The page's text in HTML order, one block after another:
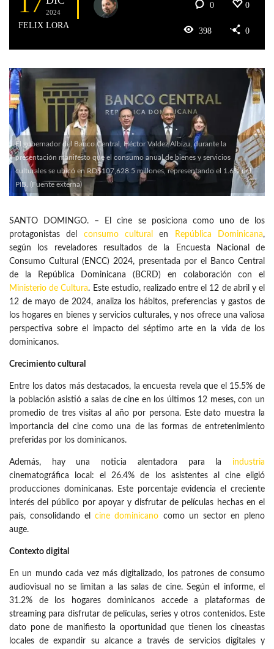
2024
FELIX LORA
0 0
398 0
El gobernador del Banco Central, Héctor Valdez Albizu, durante la
presentación manifesto que el consumo anual de bienes y servicios
culturales se ubicó en RD$107,628.5 millones, representando el 1.6% del
PIB. (Fuente externa)
SANTO DOMINGO. – El cine se posiciona como uno de los
protagonistas del consumo cultural en República Dominicana,
según los reveladores resultados de la Encuesta Nacional de
Consumo Cultural (ENCC) 2024, presentada por el Banco Central
de la República Dominicana (BCRD) en colaboración con el
Ministerio de Cultura. Este estudio, realizado entre el 12 de abril y el
12 de mayo de 2024, analiza los hábitos, preferencias y gastos de
los hogares en bienes y servicios culturales, y nos ofrece una valiosa
perspectiva sobre el impacto del séptimo arte en la vida de los
dominicanos.
Crecimiento cultural
Entre los datos más destacados, la encuesta revela que el 15.5% de
la población asistió a salas de cine en los últimos 12 meses, con un
promedio de tres visitas al año por persona. Este dato muestra la
importancia del cine como una de las formas de entretenimiento
preferidas por los dominicanos.
Además, hay una noticia alentadora para la industria
cinematográfica local: el 26.4% de los asistentes al cine eligió
producciones dominicanas. Este porcentaje evidencia el creciente
interés del público por apoyar y disfrutar de películas hechas en el
país, consolidando elcine dominicano como un sector en pleno
auge.
Contexto digital
En un mundo cada vez más digitalizado, los patrones de consumo
audiovisual no se limitan a las salas de cine. Según el informe, el
31.2% de los hogares dominicanos accede a plataformas de
streaming para disfrutar de películas, series y otros contenidos. Este
dato pone de manifiesto la oportunidad que tienen los cineastas
locales de expandir su alcance a través de servicios digitales y